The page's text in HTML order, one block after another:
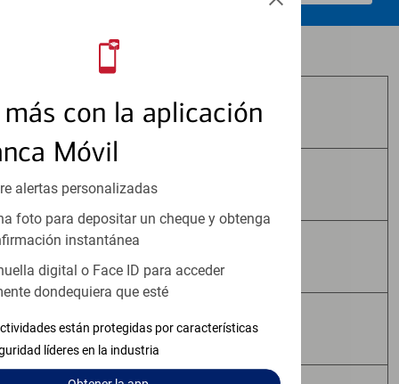
con la aplicación
Móvil
alertas personalizadas
foto para depositar un cheque y obtenga
instantánea
digital o Face ID para acceder
dondequiera que esté
están protegidas por características
líderes en la industria
Los productos de inversión y seguros:
No Están Asegurados por FDIC
No Tienen Garantía Bancaria
No Constituyen Depósitos